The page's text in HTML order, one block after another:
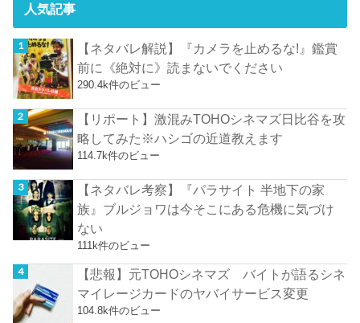
人気記事
【ネタバレ解説】『カメラを止めるな!』鑑賞
前に《絶対に》読まないでください
290.4k件のビュー
【リポート】激混みTOHOシネマズ日比谷を攻
略してみた※ハシゴの近道教えます
114.7k件のビュー
【ネタバレ考察】『パラサイト 半地下の家
族』ブルジョワは今そこにある危機に気づけ
ない
111k件のビュー
【悲報】元TOHOシネマズ バイトが語るシネ
マイレージカードのヤバイサービス変更
104.8k件のビュー